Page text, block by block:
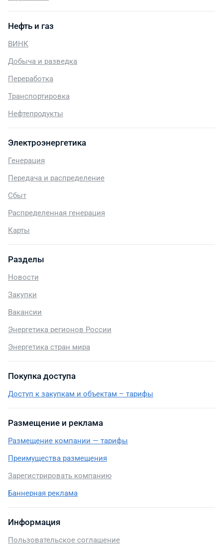
Нефть и газ
ВИНК
Добыча и разведка
Переработка
Транспортировка
Нефтепродукты
Электроэнергетика
Генерация
Передача и распределение
Сбыт
Распределенная генерация
Карты
Разделы
Новости
Закупки
Вакансии
Энергетика регионов России
Энергетика стран мира
Покупка доступа
Доступ к закупкам и объектам – тарифы
Размещение и реклама
Размещение компании — тарифы
Преимущества размещения
Зарегистрировать компанию
Баннерная реклама
Информация
Пользовательское соглашение